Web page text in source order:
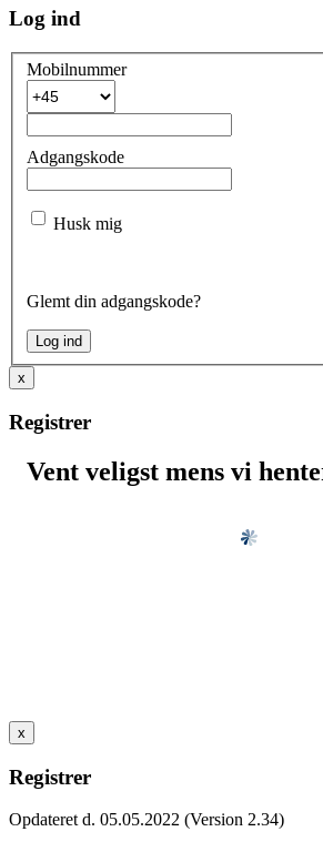
Log ind
Mobilnummer
Adgangskode
Husk mig
Glemt din adgangskode?
x
Registrer
Vent veligst mens vi
x
Registrer
Opdateret d. 05.05.2022 (Version 2.34)